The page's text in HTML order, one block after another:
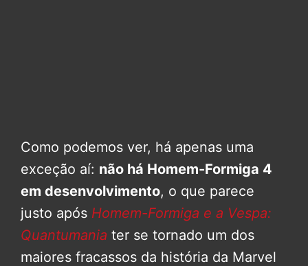
Como podemos ver, há apenas uma
exceção aí: não há Homem-Formiga 4
em desenvolvimento, o que parece
justo após Homem-Formiga e a Vespa:
Quantumania ter se tornado um dos
maiores fracassos da história da Marvel